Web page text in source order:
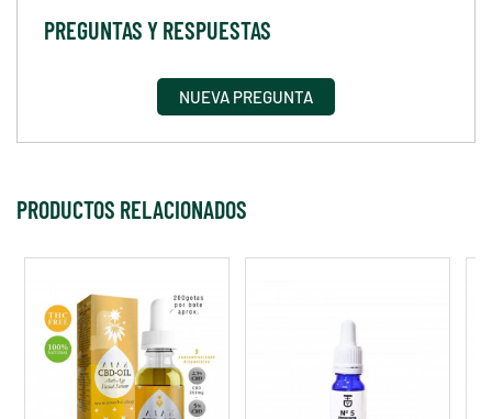
PREGUNTAS Y RESPUESTAS
NUEVA PREGUNTA
PRODUCTOS RELACIONADOS